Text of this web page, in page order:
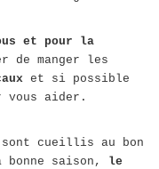
et pour la
manger les
et si possible
aider.
cueillis au bon
bonne saison, le